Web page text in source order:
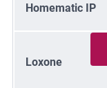
Homematic IP
Loxone